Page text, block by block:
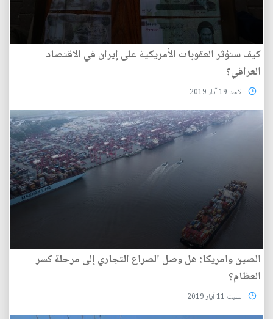
كيف ستؤثر العقوبات الأمريكية على إيران في الاقتصاد
العراقي؟
الأحد 19 آيار 2019
الصين وامريكا: هل وصل الصراع التجاري إلى مرحلة كسر
العظام؟
السبت 11 آيار 2019